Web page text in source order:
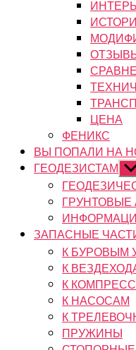
ЦЕНА
ФЕНИКС
ВЫ ПОПАЛИ НА
ГЕОДЕЗИСТАМ
ГРУНТОВЫЕ
ЗАПАСНЫЕ
К БУРОВЫМ
К
К
К НАСОСАМ
К
ПРУЖИНЫ